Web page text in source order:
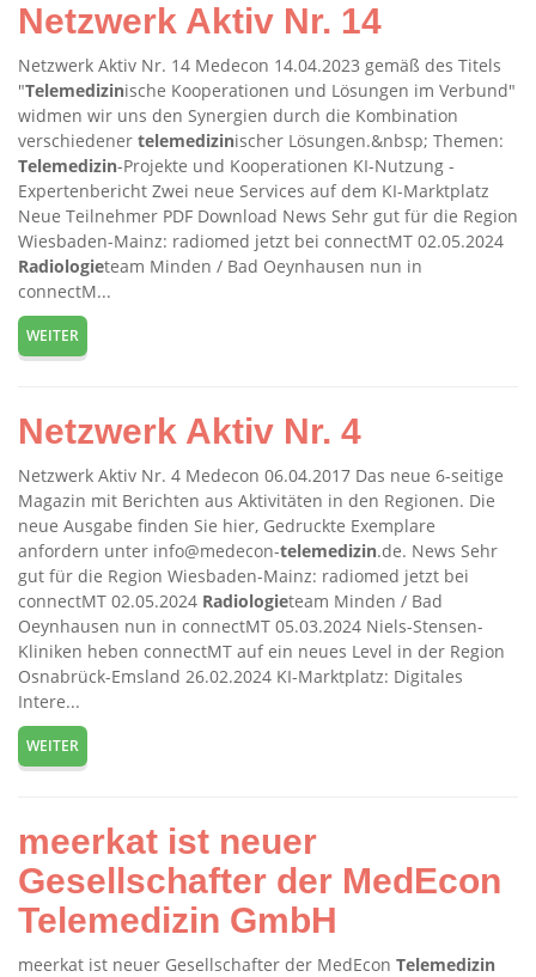
Netzwerk Aktiv Nr. 14
Netzwerk Aktiv Nr. 14 Medecon 14.04.2023 gemäß des Titels
"Telemedizinische Kooperationen und Lösungen im Verbund"
widmen wir uns den Synergien durch die Kombination
verschiedener telemedizinischer Lösungen.&nbsp; Themen:
Telemedizin-Projekte und Kooperationen KI-Nutzung -
Expertenbericht Zwei neue Services auf dem KI-Marktplatz
Neue Teilnehmer PDF Download News Sehr gut für die Region
Wiesbaden-Mainz: radiomed jetzt bei connectMT 02.05.2024
Radiologieteam Minden / Bad Oeynhausen nun in
connectM...
WEITER
Netzwerk Aktiv Nr. 4
Netzwerk Aktiv Nr. 4 Medecon 06.04.2017 Das neue 6-seitige
Magazin mit Berichten aus Aktivitäten in den Regionen. Die
neue Ausgabe finden Sie hier, Gedruckte Exemplare
anfordern unter info@medecon-telemedizin.de. News Sehr
gut für die Region Wiesbaden-Mainz: radiomed jetzt bei
connectMT 02.05.2024 Radiologieteam Minden / Bad
Oeynhausen nun in connectMT 05.03.2024 Niels-Stensen-
Kliniken heben connectMT auf ein neues Level in der Region
Osnabrück-Emsland 26.02.2024 KI-Marktplatz: Digitales
Intere...
WEITER
meerkat ist neuer
Gesellschafter der MedEcon
Telemedizin GmbH
meerkat ist neuer Gesellschafter der MedEcon Telemedizin